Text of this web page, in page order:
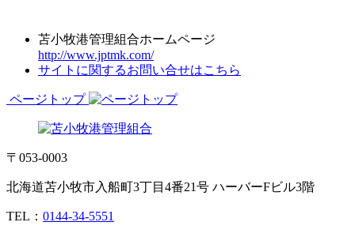
苫小牧港管理組合ホームページ
http://www.jptmk.com/
サイトに関するお問い合せはこちら
ページトップ
〒053-0003
北海道苫小牧市入船町3丁目4番21号 ハーバーFビル3階
TEL： 0144-34-5551